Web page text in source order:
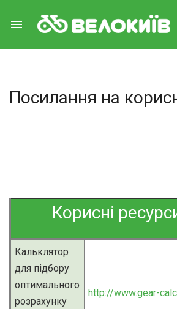
Посилання на
Корисні
Кальклятор
для підбору
оптимального
розрахунку
http://www.gear-
menu